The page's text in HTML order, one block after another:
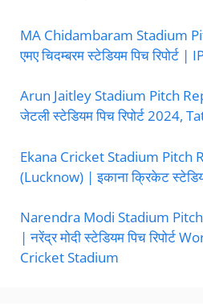
MA Chidambaram Stadium
एमए चिदम्बरम स्टेडियम पिच रिपोर्ट |
Arun Jaitley Stadium Pitch
जेटली स्टेडियम पिच रिपोर्ट 2024,
Ekana Cricket Stadium Pitch
(Lucknow) | इकाना क्रिकेट
Narendra Modi Stadium
| नरेंद्र मोदी स्टेडियम पिच रिपोर्ट
Cricket Stadium